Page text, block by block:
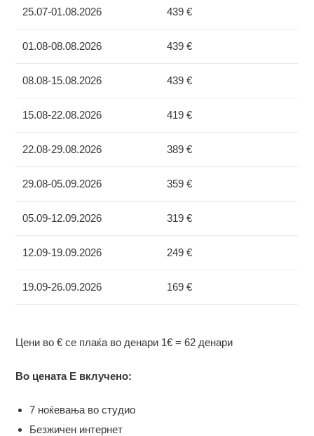
25.07-01.08.2026 439 €
01.08-08.08.2026 439 €
08.08-15.08.2026 439 €
15.08-22.08.2026 419 €
22.08-29.08.2026 389 €
29.08-05.09.2026 359 €
05.09-12.09.2026 319 €
12.09-19.09.2026 249 €
19.09-26.09.2026 169 €
Цени во € се плаќа во денари 1€ = 62 денари
Во цената Е вклучено:
7 ноќевања во студио
Безжичен интернет